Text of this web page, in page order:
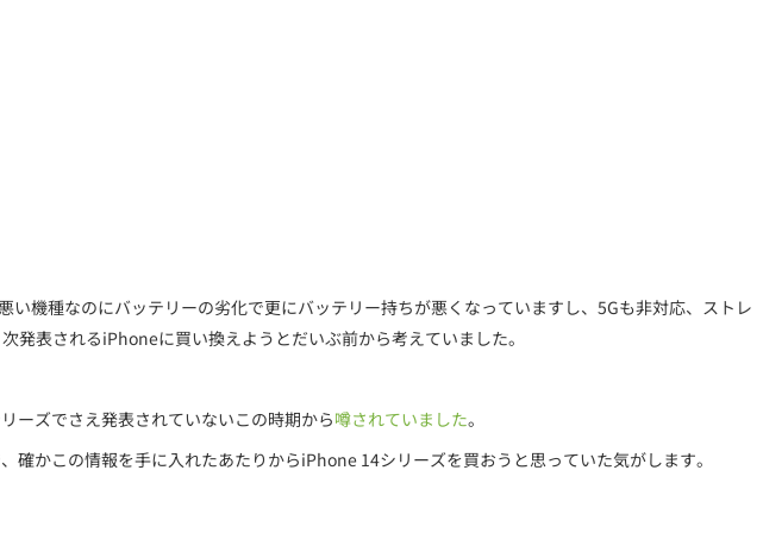
機種なのにバッテリーの劣化で更にバッテリー持ちが悪くなっていますし、5Gも非対応、ストレ
表されるiPhoneに買い換えようとだいぶ前から考えていました。
ーズでさえ発表されていないこの時期から噂されていました。
かこの情報を手に入れたあたりからiPhone 14シリーズを買おうと思っていた気がします。